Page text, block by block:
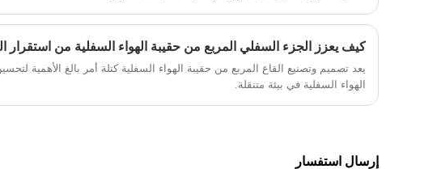
يعد تصميم وتصنيع القاع المربع من حقيبة الهواء السفلية كتلة أمر بالغ الأهمية
الهواء السفلية في بيئة متنقلة.
إرسال استفسار